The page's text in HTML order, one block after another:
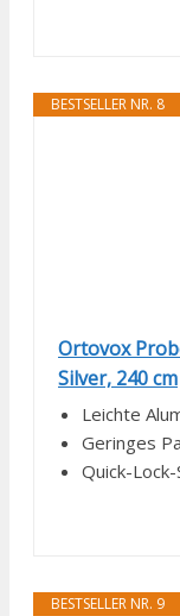
BESTSELLER NR. 8
Ortovox
Silver, 240 cm
Leichte
Geringes
Quick-
BESTSELLER NR. 9